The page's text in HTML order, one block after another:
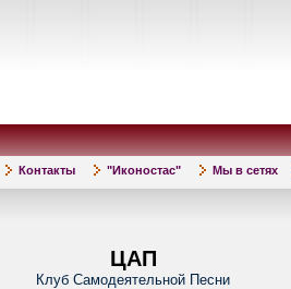
Контакты "Иконостас" Мы в сетях
ЦАП
Клуб Самодеятельной Песни